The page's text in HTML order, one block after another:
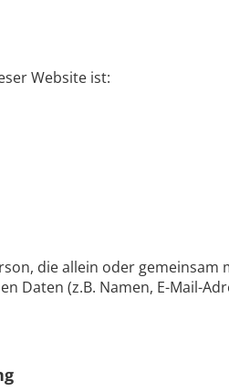
Website ist:
die allein oder gemeinsam
Daten (z.B. Namen, E-Mail-